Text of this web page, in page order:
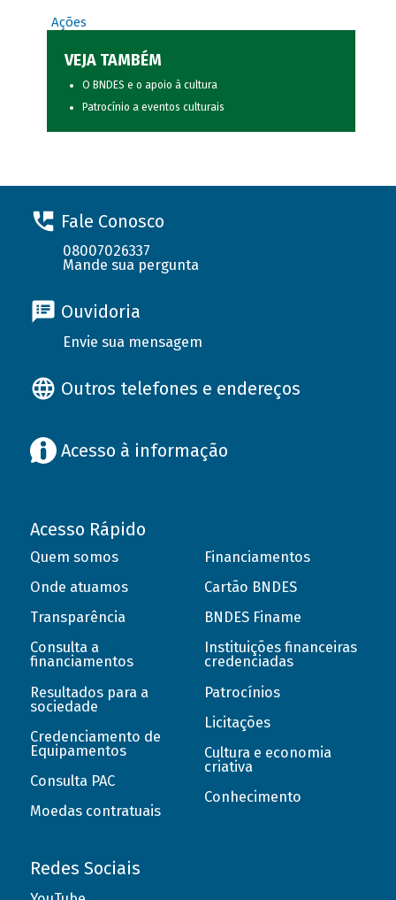
Ações
VEJA TAMBÉM
O BNDES e o apoio à cultura
Patrocínio a eventos culturais
Fale Conosco
08007026337
Mande sua pergunta
Ouvidoria
Envie sua mensagem
Outros telefones e endereços
Acesso à informação
Acesso Rápido
Quem somos
Onde atuamos
Transparência
Consulta a
financiamentos
Resultados para a
sociedade
Credenciamento de
Equipamentos
Consulta PAC
Moedas contratuais
Financiamentos
Cartão BNDES
BNDES Finame
Instituições financeiras
credenciadas
Patrocínios
Licitações
Cultura e economia
criativa
Conhecimento
Redes Sociais